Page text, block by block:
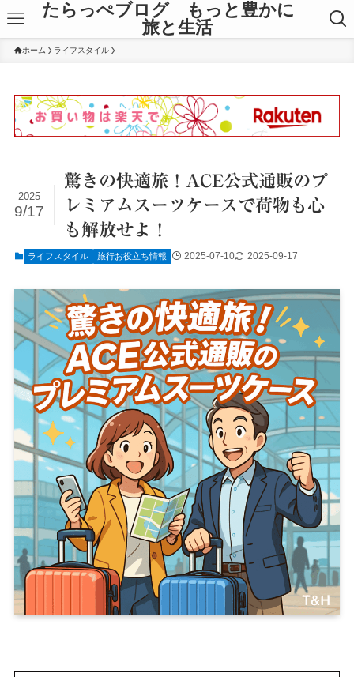
たらっぺブログ もっと豊かに
旅と生活
ホーム ライフスタイル
驚きの快適旅！ACE公式通販のプ
レミアムスーツケースで荷物も心
も解放せよ！
2025
9/17
ライフスタイル 旅行お役立ち情報 2025-07-10 2025-09-17